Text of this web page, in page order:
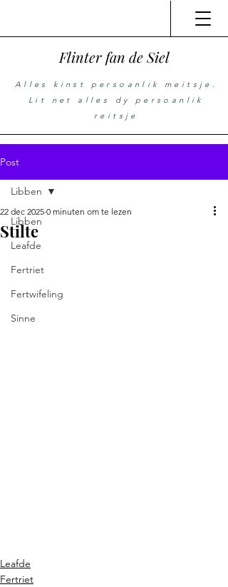
Flinter fan de Siel
Alles kinst persoanlik meitsje.
Lit net alles dy persoanlik
reitsje
Post
Libben
Leafde
Fertriet
Fertwifeling
Sinne
Libben
Stilte
22 dec 2025 0 minuten om te lezen
Leafde
Fertriet